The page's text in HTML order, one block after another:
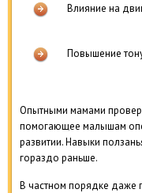
Влияние на
Повышение
Опытными мамами
помогающее малышам
развитии. Навыки
гораздо раньше.
В частном порядке даже